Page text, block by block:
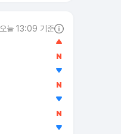
오늘 13:09 기준